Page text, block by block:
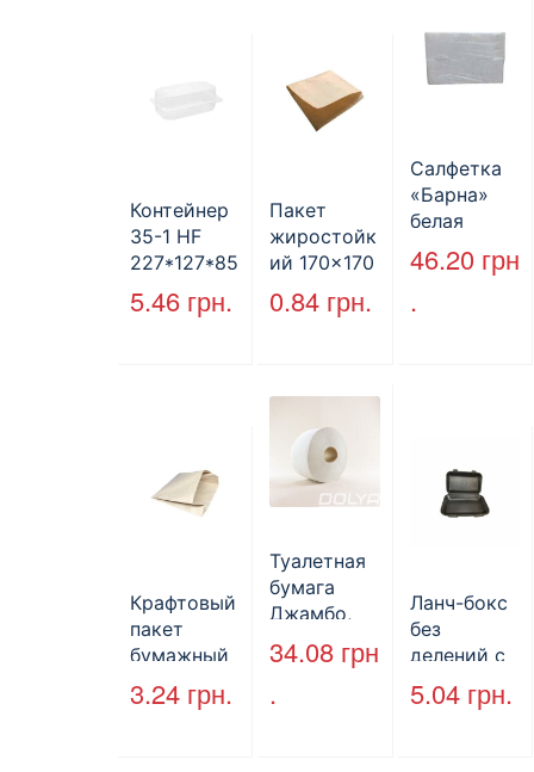
Контейнер
35-1 HF
227*127*85
мм
(1700мл)
5.46 грн.
Пакет
жиростойк
ий 170×170
мм, уголок,
коричневы
0.84 грн.
Салфетка
«Барна»
белая
PAPERO
500 шт (6/
46.20 грн
.
Крафтовый
пакет
бумажный
без ручек
170*140*50
3.24 грн.
Туалетная
бумага
Джамбо,
130 м.
34.08 грн
.
Ланч-бокс
без
делений с
крышкой
HP-10, 240
5.04 грн.